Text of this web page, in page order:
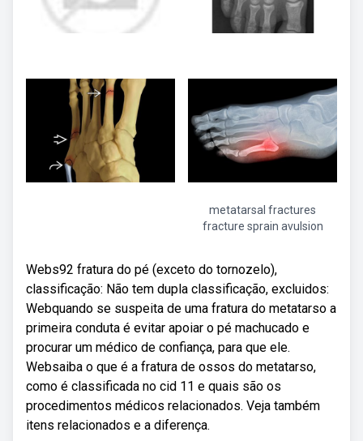
metatarsal fractures
fracture sprain avulsion
Webs92 fratura do pé (exceto do tornozelo),
classificação: Não tem dupla classificação, excluidos:
Webquando se suspeita de uma fratura do metatarso a
primeira conduta é evitar apoiar o pé machucado e
procurar um médico de confiança, para que ele.
Websaiba o que é a fratura de ossos do metatarso,
como é classificada no cid 11 e quais são os
procedimentos médicos relacionados. Veja também
itens relacionados e a diferença.